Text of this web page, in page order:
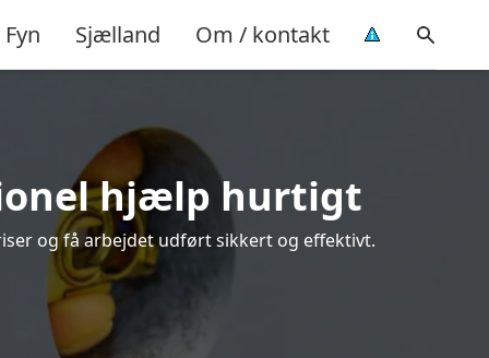
Fyn Sjælland Om / kontakt
hjælp hurtigt
og få arbejdet udført sikkert og effektivt.